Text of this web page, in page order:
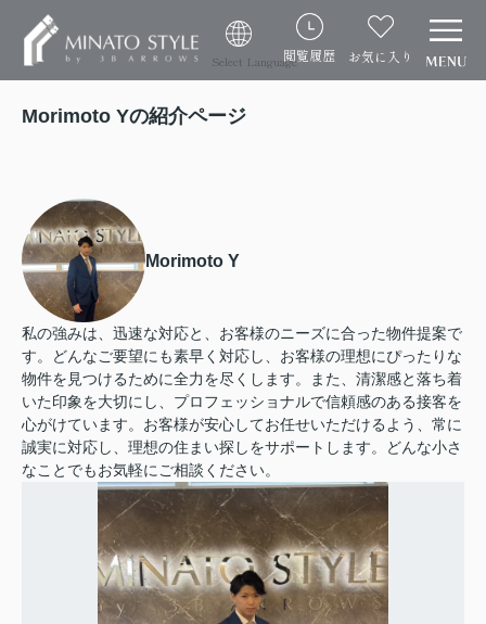
Select Language閲覧履歴 お気に入り
Morimoto Yの紹介ページ
Morimoto Y
私の強みは、迅速な対応と、お客様のニーズに合った物件提案で
す。どんなご要望にも素早く対応し、お客様の理想にぴったりな
物件を見つけるために全力を尽くします。また、清潔感と落ち着
いた印象を大切にし、プロフェッショナルで信頼感のある接客を
心がけています。お客様が安心してお任せいただけるよう、常に
誠実に対応し、理想の住まい探しをサポートします。どんな小さ
なことでもお気軽にご相談ください。